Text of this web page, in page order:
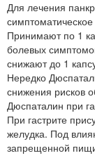
Для лечения
Принимают по 1
болевых
снижают до 1
Нередко
снижения рисков
Дюспаталин при
При гастрите
желудка. Под
запрещенной